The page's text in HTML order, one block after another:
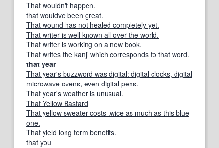
That wouldn't happen.
that wouldve been great.
That wound has not healed completely yet.
That writer is well known all over the world.
That writer is working on a new book.
That writes the kanji which corresponds to that word.
that year
That year's buzzword was digital: digital clocks, digital
microwave ovens, even digital pens.
That year's weather is unusual.
That Yellow Bastard
That yellow sweater costs twice as much as this blue
one.
That yield long term benefits.
that you